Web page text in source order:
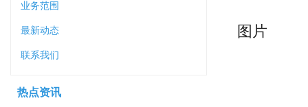
业务范围
最新动态
联系我们
热点资讯
图片